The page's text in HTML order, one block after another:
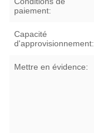
paiement:
Capacité
d'approvisionnement:
Mettre en évidence: